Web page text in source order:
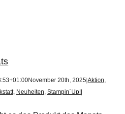
November 20th, 2025 Aktion,
, Neuheiten, Stampin´Up!